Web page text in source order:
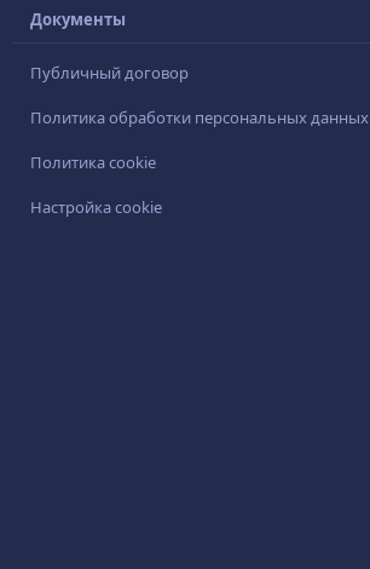
Документы
Публичный договор
Политика обработки персональных данных
Политика cookie
Настройка cookie